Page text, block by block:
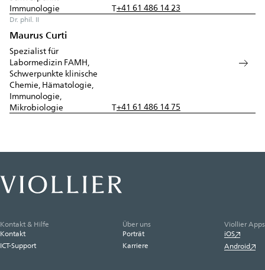
Immunologie
T+41 61 486 14 23
Dr. phil. II
Maurus Curti
Spezialist für
Labormedizin FAMH,
Schwerpunkte klinische
Chemie, Hämatologie,
Immunologie,
Mikrobiologie
T+41 61 486 14 75
Kontakt & Hilfe
Kontakt
ICT-Support
Über uns
Porträt
Karriere
Viollier Apps
iOS
Android